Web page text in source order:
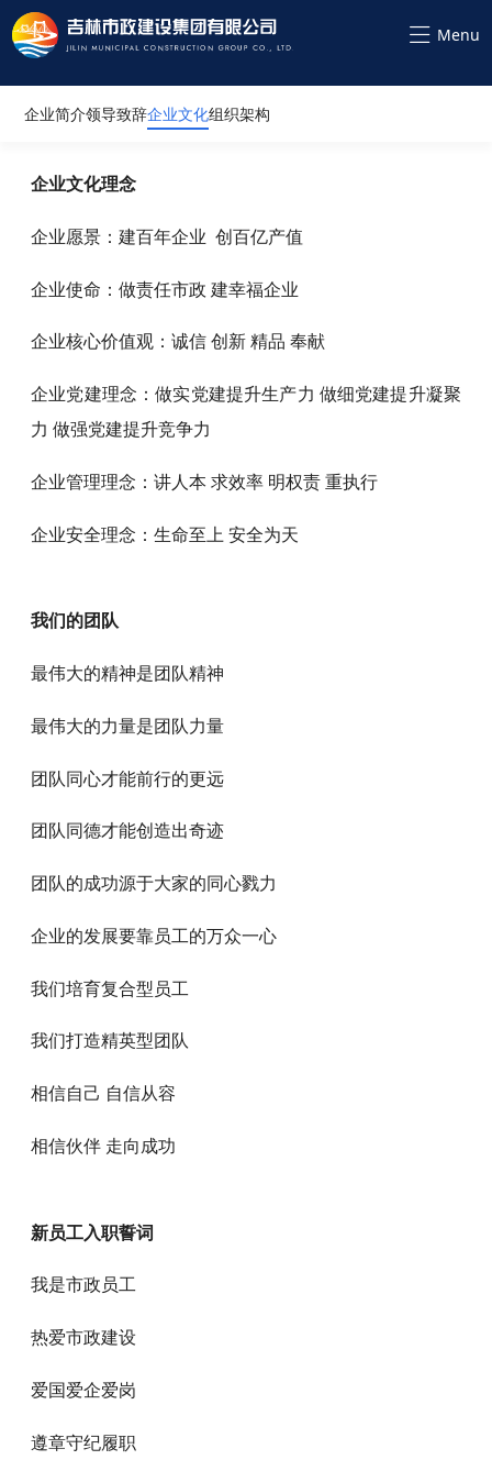
企业简介领导致辞企业文化组织架构
企业文化理念
企业愿景：建百年企业 创百亿产值
企业使命： 做责任市政 建幸福企业
企业核心价值观：诚信 创新 精品 奉献
企业党建理念：做实党建提升生产力 做细党建提升凝聚
力 做强党建提升竞争力
企业管理理念：讲人本 求效率 明权责 重执行
企业安全理念：生命至上 安全为天
我们的团队
最伟大的精神是团队精神
最伟大的力量是团队力量
团队同心才能前行的更远
团队同德才能创造出奇迹
团队的成功源于大家的同心戮力
企业的发展要靠员工的万众一心
我们培育复合型员工
我们打造精英型团队
相信自己 自信从容
相信伙伴 走向成功
新员工入职誓词
我是市政员工
热爱市政建设
爱国爱企爱岗
遵章守纪履职